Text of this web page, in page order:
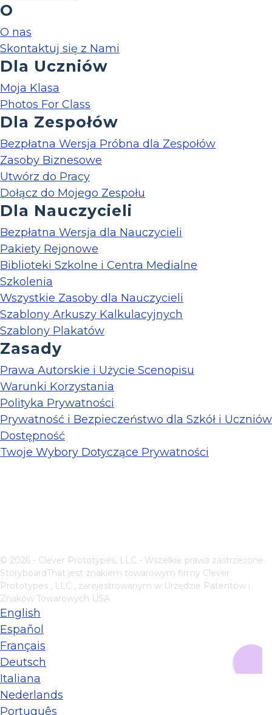
O
O nas
Skontaktuj się z Nami
Dla Uczniów
Moja Klasa
Photos For Class
Dla Zespołów
Bezpłatna Wersja Próbna dla Zespołów
Zasoby Biznesowe
Utwórz do Pracy
Dołącz do Mojego Zespołu
Dla Nauczycieli
Bezpłatna Wersja dla Nauczycieli
Pakiety Rejonowe
Biblioteki Szkolne i Centra Medialne
Szkolenia
Wszystkie Zasoby dla Nauczycieli
Szablony Arkuszy Kalkulacyjnych
Szablony Plakatów
Zasady
Prawa Autorskie i Użycie Scenopisu
Warunki Korzystania
Polityka Prywatności
Prywatność i Bezpieczeństwo dla Szkół i Uczniów
Dostępność
Twoje Wybory Dotyczące Prywatności
© 2026 - Clever Prototypes, LLC - Wszelkie prawa zastrzeżone.
StoryboardThat jest znakiem towarowym firmy Clever
Prototypes , LLC , zarejestrowanym w Urzędzie Patentów i
Znaków Towarowych USA
English
Español
Français
Deutsch
Italiana
Nederlands
Português